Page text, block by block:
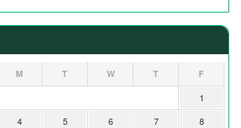
M T W T F
1
4 5 6 7
8